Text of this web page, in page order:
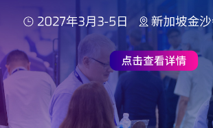
会议&活动
媒体中心
展会指引